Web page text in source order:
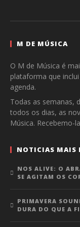
M DE MÚSICA
O M de Música é
plataforma que
agenda.
Todas as semanas,
todos os dias, as
Música. Recebemo-
NOTICIAS MAIS
NOS ALIVE: O
SE AGITAM OS
PRIMAVERA
DURA DO QUE A